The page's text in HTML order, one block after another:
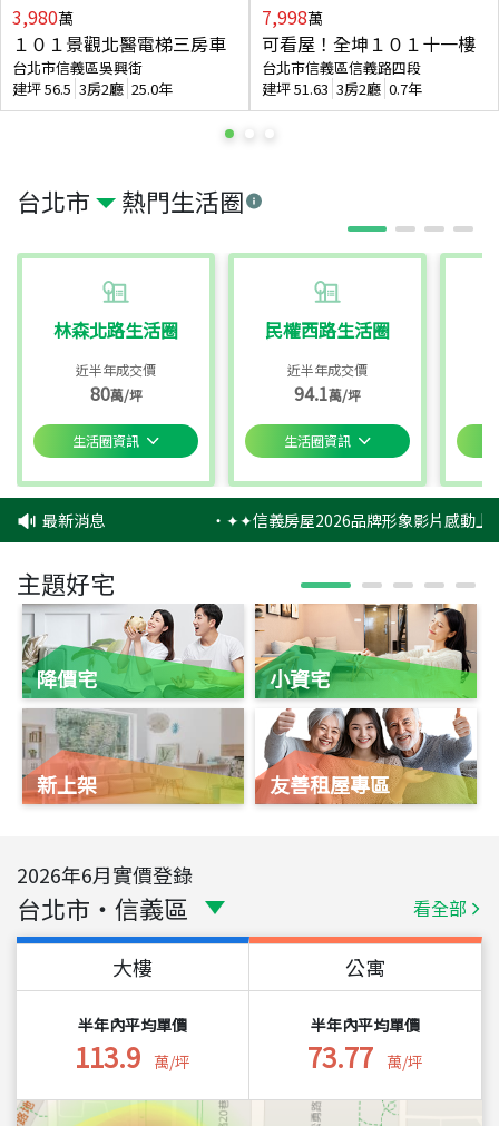
台北市 熱門生活圈
林森北路生活圈
近半年成交價
80萬/坪
生活圈資訊
民權西路生活圈
近半年成交價
94.1萬/坪
生活圈資訊
3,980萬
１０１景觀北醫電梯三房車
台北市信義區吳興街
建坪56.5 3房2廳 25.0年
7,998萬
可看屋！全坤１０１十一樓
台北市信義區信義路四段
建坪51.63 3房2廳 0.7年
最新消息 ‧✦✦信義房屋2026品牌形象影片感動上
主題好宅
降價宅
新上架
小資宅
友善租屋專區
2026年6月實價登錄
台北市 ・ 信義區 看全部
大樓
半年內平均單價
113.9 萬/坪
公寓
半年內平均單價
73.77 萬/坪